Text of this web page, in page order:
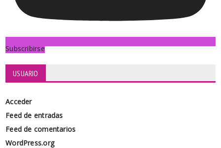
Subscribirse
USUARIO
Acceder
Feed de entradas
Feed de comentarios
WordPress.org